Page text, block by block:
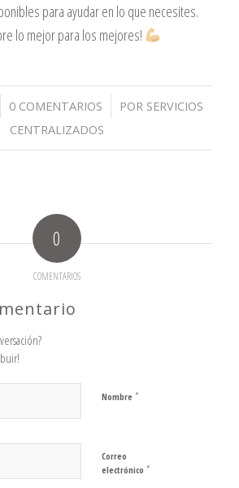
para ayudar en lo que necesites.
lo mejor para los mejores!
0 COMENTARIOS
/ POR SERVICIOS
CENTRALIZADOS
0
COMENTARIOS
Nombre *
Correo
electrónico *